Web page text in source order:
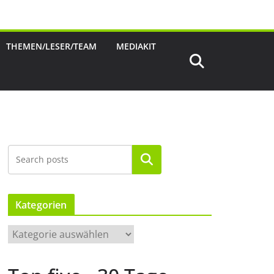
THEMEN/LESER/TEAM MEDIAKIT
Suchen
Kategorien
a